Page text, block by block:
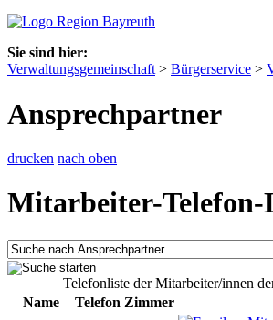
Sie sind hier:
Verwaltungsgemeinschaft > Bürgerservice >
Ansprechpartner
drucken nach oben
Mitarbeiter-Telefon-
Telefonliste der Mitarbeiter/innen
Name
Telefon Zimmer